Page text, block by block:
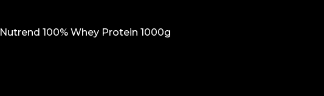
Nutrend 100% Whey Protein 1000g